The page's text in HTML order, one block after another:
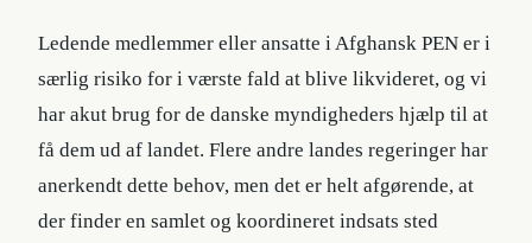
Ledende medlemmer eller ansatte i Afghansk PEN er i
særlig risiko for i værste fald at blive likvideret, og vi
har akut brug for de danske myndigheders hjælp til at
få dem ud af landet. Flere andre landes regeringer har
anerkendt dette behov, men det er helt afgørende, at
der finder en samlet og koordineret indsats sted